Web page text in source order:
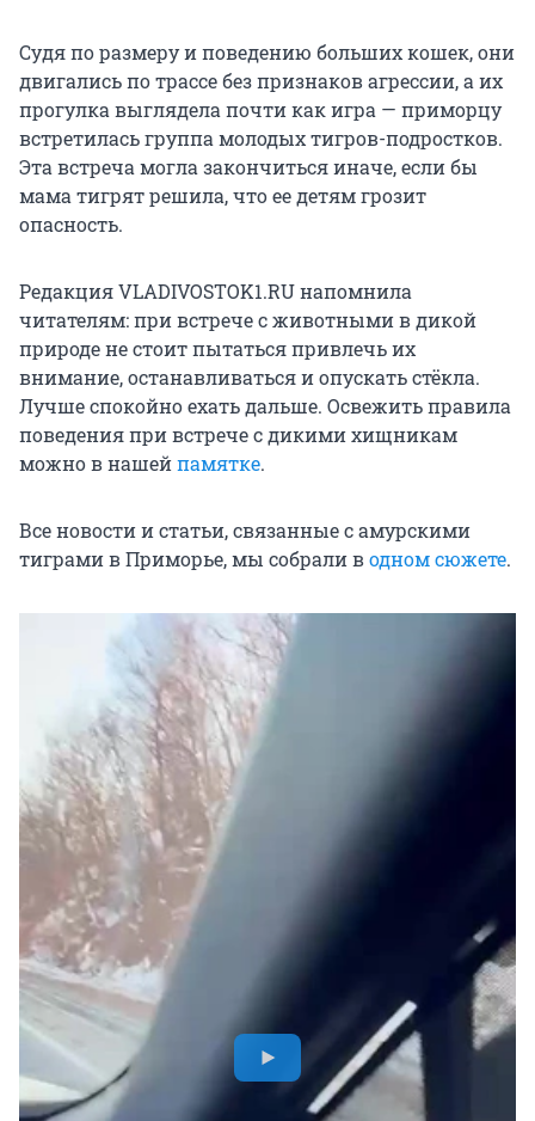
Судя по размеру и поведению больших кошек, они
двигались по трассе без признаков агрессии, а их
прогулка выглядела почти как игра — приморцу
встретилась группа молодых тигров-подростков.
Эта встреча могла закончиться иначе, если бы
мама тигрят решила, что ее детям грозит
опасность.
Редакция VLADIVOSTOK1.RU напомнила
читателям: при встрече с животными в дикой
природе не стоит пытаться привлечь их
внимание, останавливаться и опускать стёкла.
Лучше спокойно ехать дальше. Освежить правила
поведения при встрече с дикими хищникам
можно в нашейпамятке.
Все новости и статьи, связанные с амурскими
тиграми в Приморье, мы собрали водном сюжете.